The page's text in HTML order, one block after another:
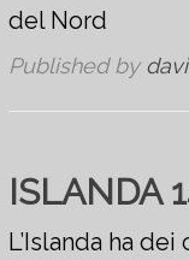
del Nord
Published by
ISLANDA
L’Islanda ha